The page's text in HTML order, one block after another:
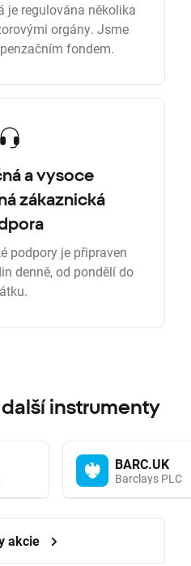
je regulována několika
orgány. Jsme
fondem.
a vysoce
zákaznická
podpory je připraven
denně, od pondělí do
instrumenty
BARC.UK
Barclays PLC
akcie